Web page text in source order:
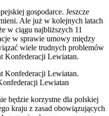
gospodarce. Jeszcze
Ale już w kolejnych latach
w ciągu najbliższych 11
w sprawie umowy między
wiele trudnych problemów
Konfederacji Lewiatan.
Lewiatan
będzie korzystne dla polskiej
kraju z zasad obowiązujących